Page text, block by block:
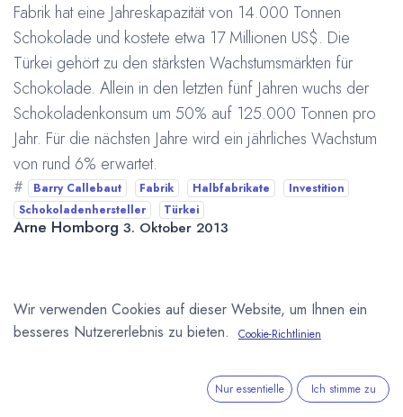
Fabrik hat eine Jahreskapazität von 14.000 Tonnen
Schokolade und kostete etwa 17 Millionen US$. Die
Türkei gehört zu den stärksten Wachstumsmärkten für
Schokolade. Allein in den letzten fünf Jahren wuchs der
Schokoladenkonsum um 50% auf 125.000 Tonnen pro
Jahr. Für die nächsten Jahre wird ein jährliches Wachstum
von rund 6% erwartet.
# Barry Callebaut Fabrik Halbfabrikate
Investition
Schokoladenhersteller
Türkei
Arne Homborg 3. Oktober 2013
Wir verwenden Cookies auf dieser Website, um Ihnen ein
besseres Nutzererlebnis zu bieten.
Cookie-Richtlinien
Nur essentielle Ich stimme zu